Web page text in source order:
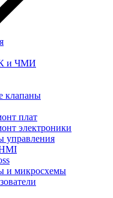
и ЧМИ
клапаны
плат
электроники
управления
и микросхемы